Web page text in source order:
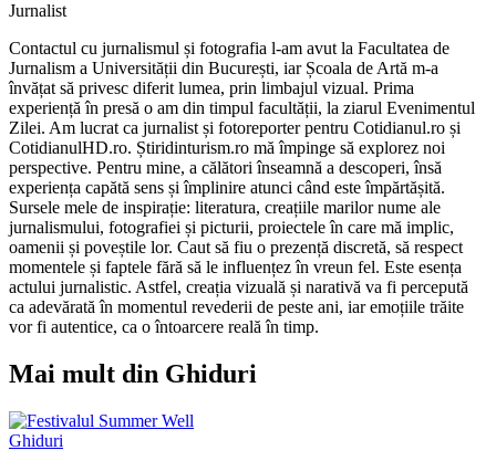
Jurnalist
Contactul cu jurnalismul și fotografia l-am avut la Facultatea de
Jurnalism a Universității din București, iar Școala de Artă m-a
învățat să privesc diferit lumea, prin limbajul vizual. Prima
experiență în presă o am din timpul facultății, la ziarul Evenimentul
Zilei. Am lucrat ca jurnalist și fotoreporter pentru Cotidianul.ro și
CotidianulHD.ro. Știridinturism.ro mă împinge să explorez noi
perspective. Pentru mine, a călători înseamnă a descoperi, însă
experiența capătă sens și împlinire atunci când este împărtășită.
Sursele mele de inspirație: literatura, creațiile marilor nume ale
jurnalismului, fotografiei și picturii, proiectele în care mă implic,
oamenii și poveștile lor. Caut să fiu o prezență discretă, să respect
momentele și faptele fără să le influențez în vreun fel. Este esența
actului jurnalistic. Astfel, creația vizuală și narativă va fi percepută
ca adevărată în momentul revederii de peste ani, iar emoțiile trăite
vor fi autentice, ca o întoarcere reală în timp.
Mai mult din Ghiduri
Ghiduri